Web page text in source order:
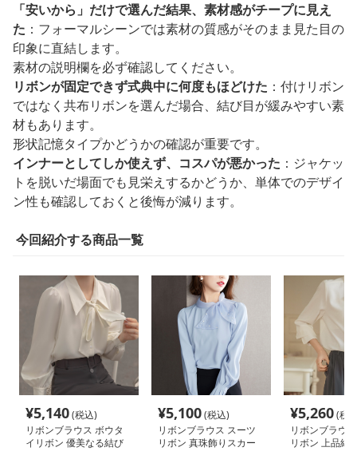
「安いから」だけで選んだ結果、素材感がチープに見え
た ：フォーマルシーンでは素材の質感がそのまま見た目の
印象に直結します。
素材の説明欄を必ず確認してください。
リボンが固定できず式典中に何度もほどけた ：付けリボン
ではなく共布リボンを選んだ場合、結び目が緩みやすい素
材もあります。
形状記憶タイプかどうかの確認が重要です。
インナーとしてしか使えず、コスパが悪かった ：ジャケッ
トを脱いだ場面でも見栄えするかどうか、単体でのデザイ
ン性も確認しておくと後悔が減ります。
今回紹介する商品一覧
¥5,140(税込)
リボンブラウス ボウタ
イリボン 優美なる結び
¥5,100(税込)
リボンブラウス スーツ
リボン 真珠飾りスカー
¥5,260(税
リボンブラウ
リボン 上品結